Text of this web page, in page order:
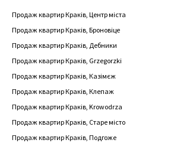
Продаж квартир Краків, Центр міста
Продаж квартир Краків, Броновіце
Продаж квартир Краків, Дебники
Продаж квартир Краків, Grzegorzki
Продаж квартир Краків, Казімєж
Продаж квартир Краків, Клепаж
Продаж квартир Краків, Krowodrza
Продаж квартир Краків, Старе місто
Продаж квартир Краків, Подгоже